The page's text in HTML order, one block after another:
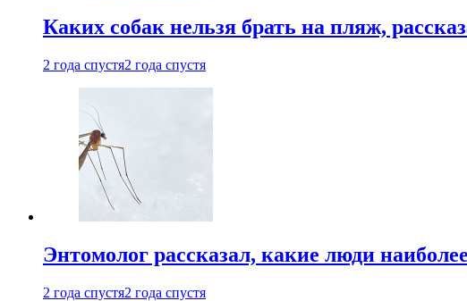
Каких собак нельзя брать на пляж,
2 года спустя2 года спустя
Энтомолог рассказал, какие люди
2 года спустя2 года спустя